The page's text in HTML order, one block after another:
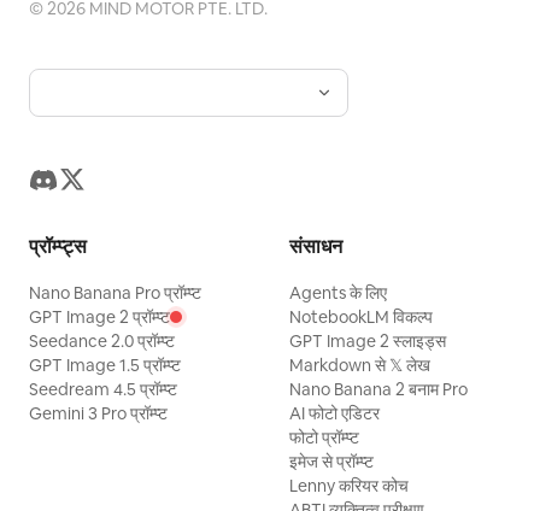
©2026 MIND MOTOR PTE. LTD.
प्रॉम्प्ट्स
Nano Banana Pro प्रॉम्प्ट
GPT Image 2 प्रॉम्प्ट
Seedance 2.0 प्रॉम्प्ट
GPT Image 1.5 प्रॉम्प्ट
Seedream 4.5 प्रॉम्प्ट
Gemini 3 Pro प्रॉम्प्ट
संसाधन
Agents के लिए
NotebookLM विकल्प
GPT Image 2 स्लाइड्स
Markdown से 𝕏 लेख
Nano Banana 2 बनाम Pro
AI फोटो एडिटर
फोटो प्रॉम्प्ट
इमेज से प्रॉम्प्ट
Lenny करियर कोच